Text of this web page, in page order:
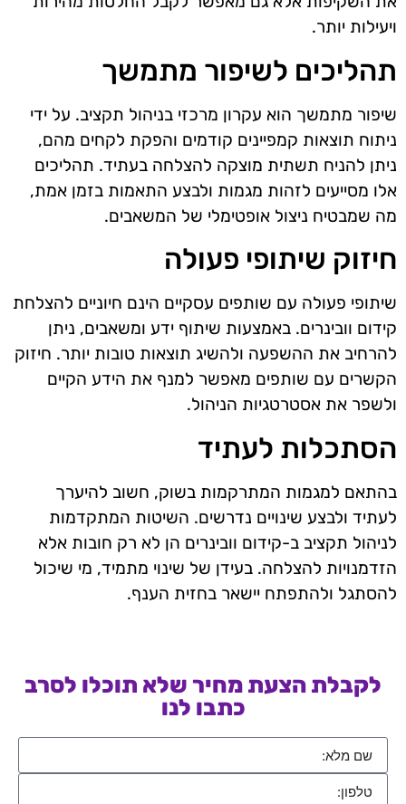
ויעילות יותר.
תהליכים לשיפור מתמשך
שיפור מתמשך הוא עקרון מרכזי בניהול תקציב. על ידי
ניתוח תוצאות קמפיינים קודמים והפקת לקחים מהם,
ניתן להניח תשתית מוצקה להצלחה בעתיד. תהליכים
אלו מסייעים לזהות מגמות ולבצע התאמות בזמן אמת,
מה שמבטיח ניצול אופטימלי של המשאבים.
חיזוק שיתופי פעולה
שיתופי פעולה עם שותפים עסקיים הינם חיוניים להצלחת
קידום וובינרים. באמצעות שיתוף ידע ומשאבים, ניתן
להרחיב את ההשפעה ולהשיג תוצאות טובות יותר. חיזוק
הקשרים עם שותפים מאפשר למנף את הידע הקיים
ולשפר את אסטרטגיות הניהול.
הסתכלות לעתיד
בהתאם למגמות המתרקמות בשוק, חשוב להיערך
לעתיד ולבצע שינויים נדרשים. השיטות המתקדמות
לניהול תקציב ב-קידום וובינרים הן לא רק חובות אלא
הזדמנויות להצלחה. בעידן של שינוי מתמיד, מי שיכול
להסתגל ולהתפתח יישאר בחזית הענף.
לקבלת הצעת מחיר שלא תוכלו לסרב
כתבו לנו